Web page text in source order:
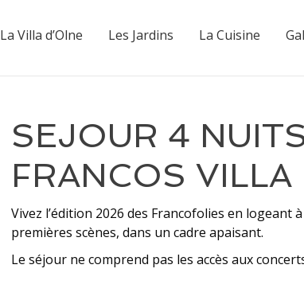
La Villa d’Olne Les Jardins La Cuisine
SEJOUR 4
FRANCOS VILLA
Vivez l’édition 2026 des Francofolies en logeant
premières scènes, dans un cadre apaisant.
Le séjour ne comprend pas les accès aux